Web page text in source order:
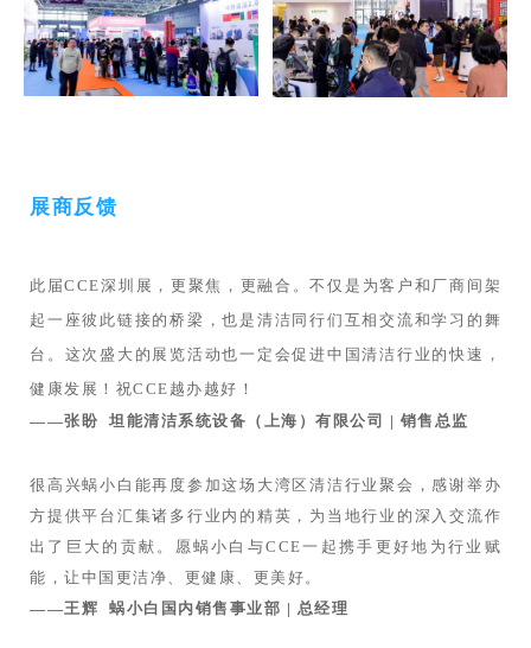
——罗志雄 佛山市环卫清洁行业协会 | 会长
术展览会圆满结束！
次我们行业智慧与经验的结晶展现。我们在这裡
见证了前沿科技的誔生，感受到了创新精神的不
断涌进，更结识了众多行业志同道合的伙伴。未
来，我们期待与CCE保持紧密合作，共同探索
环境卫生行业的未来趋势，推动本行业的持续健
——潘岳忠 中国香港清洁商会 | 总干事
展商反馈
此届CCE深圳展，更聚焦，更融合。不仅是为客户和厂商间架
起一座彼此链接的桥梁，也是清洁同行们互相交流和学习的舞
台。这次盛大的展览活动也一定会促进中国清洁行业的快速，
健康发展！祝CCE越办越好！
——张盼 坦能清洁系统设备（上海）有限公司 | 销售总监
很高兴蜗小白能再度参加这场大湾区清洁行业聚会，感谢举办
方提供平台汇集诸多行业内的精英，为当地行业的深入交流作
出了巨大的贡献。愿蜗小白与CCE一起携手更好地为行业赋
能，让中国更洁净、更健康、更美好。
——王辉 蜗小白国内销售事业部 | 总经理